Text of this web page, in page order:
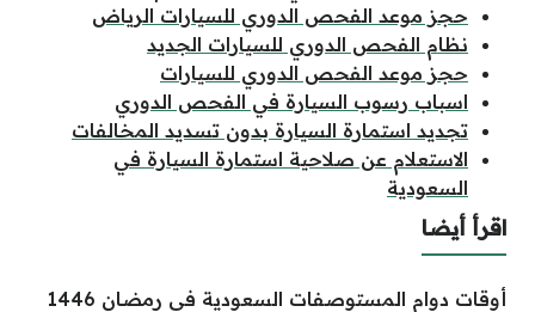
حجز موعد الفحص الدوري للسيارات الرياض
نظام الفحص الدوري للسيارات الجديد
حجز موعد الفحص الدوري للسيارات
اسباب رسوب السيارة في الفحص الدوري
تجديد استمارة السيارة بدون تسديد المخالفات
الاستعلام عن صلاحية استمارة السيارة في
السعودية
اقرأ أيضا
أوقات دوام المستوصفات السعودية في رمضان 1446